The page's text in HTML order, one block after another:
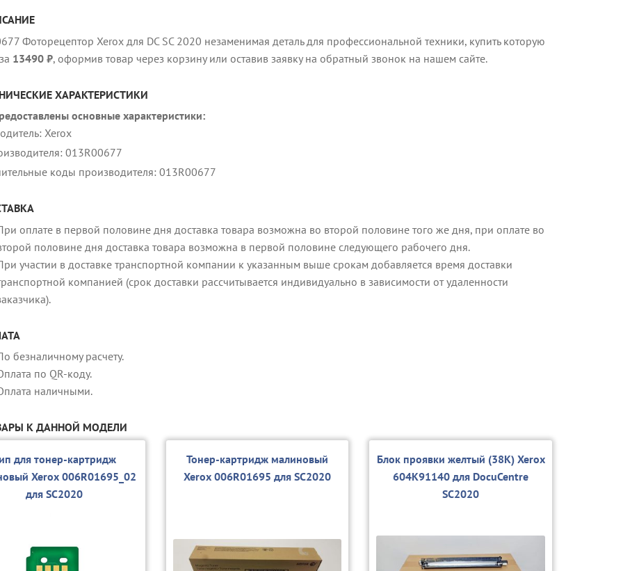
Фоторецептор Xerox для DC SC 2020 незаменимая деталь для профессиональной техники, купить которую
13490 ₽, оформив товар через корзину или оставив заявку на обратный звонок на нашем сайте.
ХАРАКТЕРИСТИКИ
основные характеристики:
Xerox
013R00677
коды производителя: 013R00677
оплате в первой половине дня доставка товара возможна во второй половине того же дня, при оплате во
половине дня доставка товара возможна в первой половине следующего рабочего дня.
участии в доставке транспортной компании к указанным выше срокам добавляется время доставки
компанией (срок доставки рассчитывается индивидуально в зависимости от удаленности
безналичному расчету.
по QR-коду.
наличными.
К ДАННОЙ МОДЕЛИ
для тонер-картридж
Xerox 006R01695_02
для SC2020
Тонер-картридж малиновый
Xerox 006R01695 для SC2020
Блок проявки желтый (38K) Xerox
604K91140 для DocuCentre
SC2020